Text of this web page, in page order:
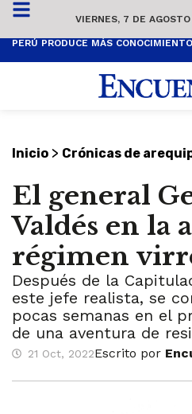
VIERNES, 7 DE
Inicio > Crónicas de
El general
Valdés en la
régimen
Después de la
este jefe realista, se
pocas semanas en el
de una aventura de
21 Oct, 2022Escrito por